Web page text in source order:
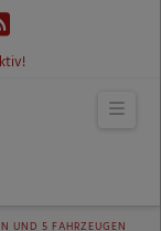
RSS
UND 5 FAHRZEUGEN